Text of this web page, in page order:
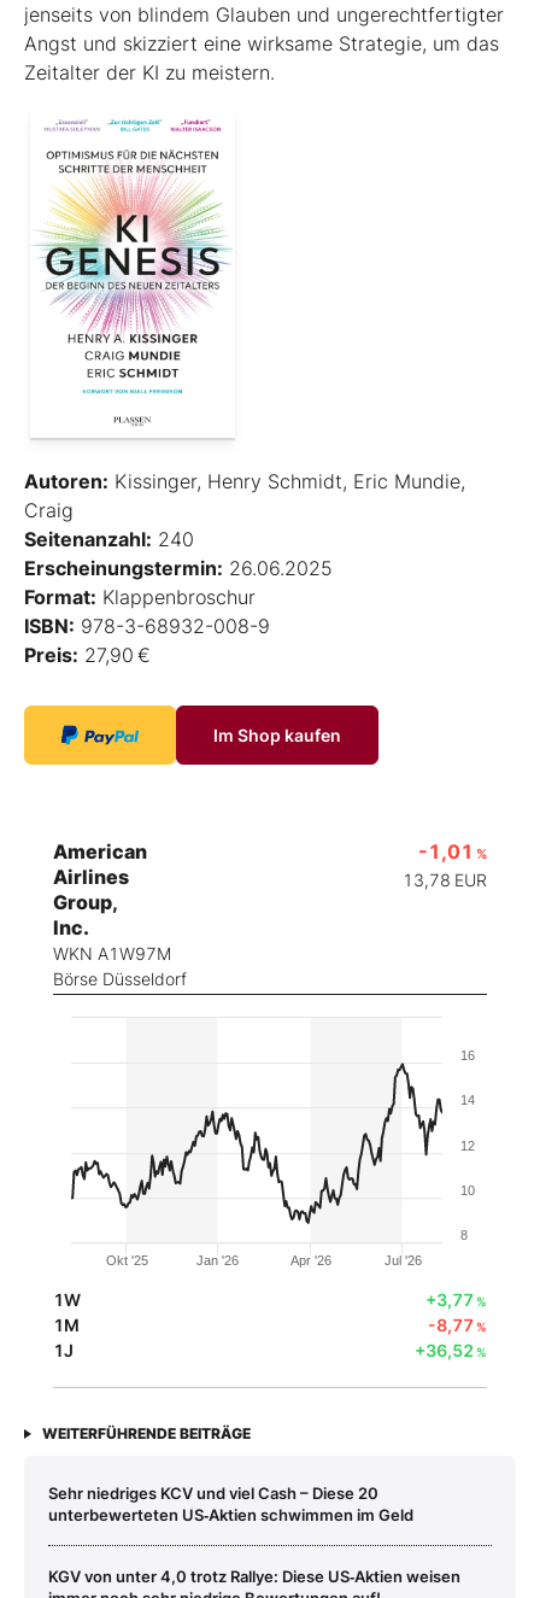
jenseits von blindem Glauben und ungerechtfertigter
Angst und skizziert eine wirksame Strategie, um das
Zeitalter der KI zu meistern.
Autoren: Kissinger, Henry Schmidt, Eric Mundie,
Craig
Seitenanzahl: 240
Erscheinungstermin: 26.06.2025
Format: Klappenbroschur
ISBN: 978-3-68932-008-9
Preis: 27,90 €
Im Shop kaufen
American
Airlines
Group,
Inc.
WKN A1W97M
Börse Düsseldorf
-1,01 %
13,78 EUR
Okt '25 Jan '26 Apr '26 Jul '26
8
10
12
14
16
1W +3,77 %
1M -8,77 %
1J +36,52%
WEITERFÜHRENDE BEITRÄGE
Sehr niedriges KCV und viel Cash – Diese 20
unterbewerteten US‑Aktien schwimmen im Geld
KGV von unter 4,0 trotz Rallye: Diese US‑Aktien weisen